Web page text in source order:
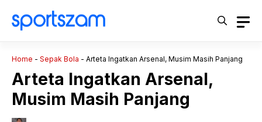
Home - Sepak Bola - Arteta Ingatkan Arsenal, Musim Masih Panjang
Arteta Ingatkan Arsenal,
Musim Masih Panjang